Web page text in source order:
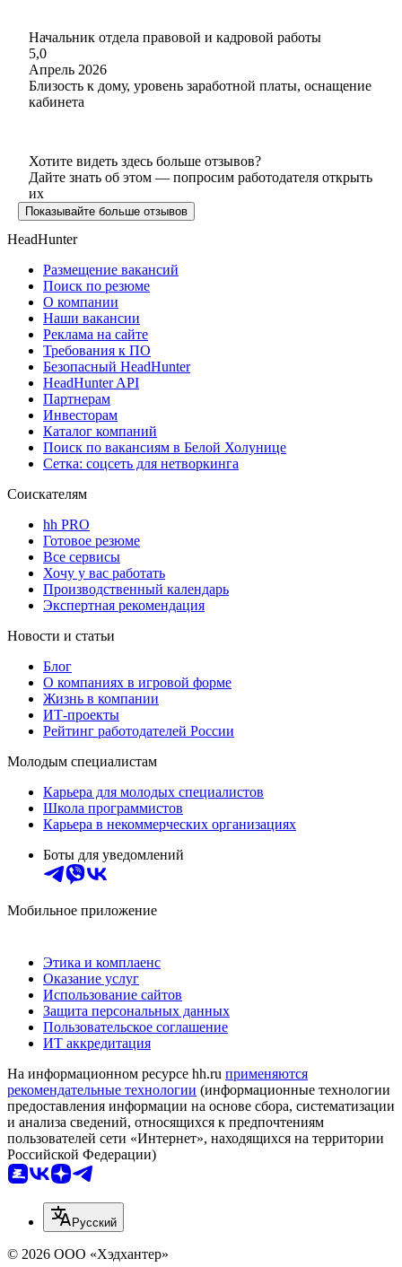
Начальник отдела правовой и кадровой работы
5,0
Апрель 2026
Близость к дому, уровень заработной платы, оснащение
кабинета
Хотите видеть здесь больше отзывов?
Дайте знать об этом — попросим работодателя открыть
их
Показывайте больше отзывов
HeadHunter
Размещение вакансий
Поиск по резюме
О компании
Наши вакансии
Реклама на сайте
Требования к ПО
Безопасный HeadHunter
HeadHunter API
Партнерам
Инвесторам
Каталог компаний
Поиск по вакансиям в Белой Холунице
Сетка: соцсеть для нетворкинга
Соискателям
hh PRO
Готовое резюме
Все сервисы
Хочу у вас работать
Производственный календарь
Экспертная рекомендация
Новости и статьи
Блог
О компаниях в игровой форме
Жизнь в компании
ИТ-проекты
Рейтинг работодателей России
Молодым специалистам
Карьера для молодых специалистов
Школа программистов
Карьера в некоммерческих организациях
Боты для уведомлений
Мобильное приложение
Этика и комплаенс
Оказание услуг
Использование сайтов
Защита персональных данных
Пользовательское соглашение
ИТ аккредитация
На информационном ресурсе hh.ru применяются
рекомендательные технологии (информационные технологии
предоставления информации на основе сбора, систематизации
и анализа сведений, относящихся к предпочтениям
пользователей сети «Интернет», находящихся на территории
Российской Федерации)
Русский
© 2026 ООО «Хэдхантер»